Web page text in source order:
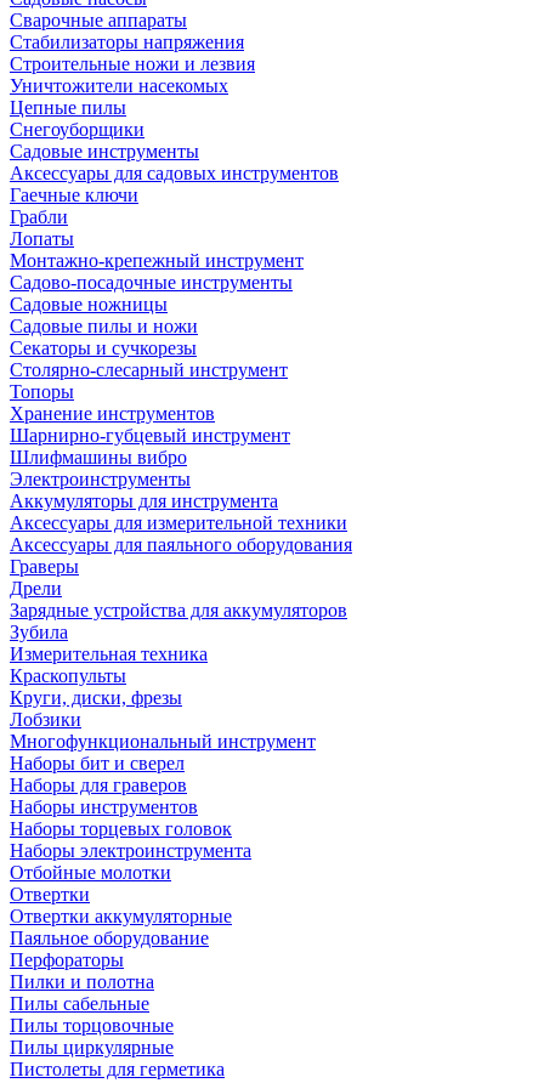
Сварочные аппараты
Стабилизаторы напряжения
Строительные ножи и лезвия
Уничтожители насекомых
Цепные пилы
Снегоуборщики
Садовые инструменты
Аксессуары для садовых инструментов
Гаечные ключи
Грабли
Лопаты
Монтажно-крепежный инструмент
Садово-посадочные инструменты
Садовые ножницы
Садовые пилы и ножи
Секаторы и сучкорезы
Столярно-слесарный инструмент
Топоры
Хранение инструментов
Шарнирно-губцевый инструмент
Шлифмашины вибро
Электроинструменты
Аккумуляторы для инструмента
Аксессуары для измерительной техники
Аксессуары для паяльного оборудования
Граверы
Дрели
Зарядные устройства для аккумуляторов
Зубила
Измерительная техника
Краскопульты
Круги, диски, фрезы
Лобзики
Многофункциональный инструмент
Наборы бит и сверел
Наборы для граверов
Наборы инструментов
Наборы торцевых головок
Наборы электроинструмента
Отбойные молотки
Отвертки
Отвертки аккумуляторные
Паяльное оборудование
Перфораторы
Пилки и полотна
Пилы сабельные
Пилы торцовочные
Пилы циркулярные
Пистолеты для герметика